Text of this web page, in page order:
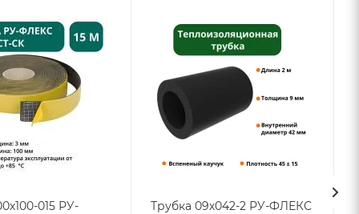
015 РУ-
Трубка 09х042-2 РУ-ФЛЕКС